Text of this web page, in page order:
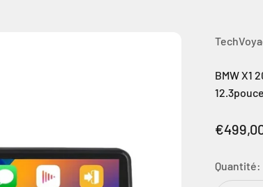
BMW X1
Prix de
Quantité: